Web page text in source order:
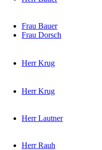
Frau Bauer
Frau Dorsch
Herr Krug
Herr Krug
Herr Lautner
Herr Rauh